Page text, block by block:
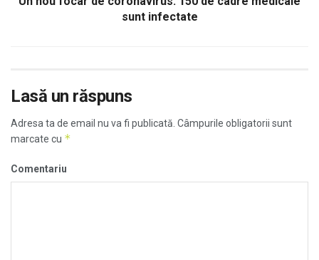
sunt infectate
Lasă un răspuns
Adresa ta de email nu va fi publicată. Câmpurile obligatorii sunt
marcate cu *
Comentariu